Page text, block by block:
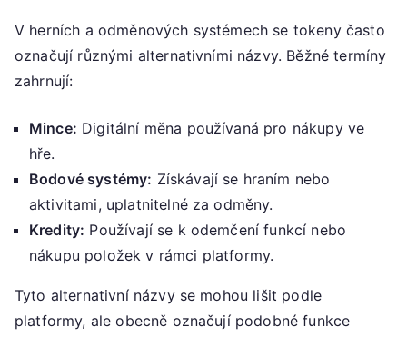
V herních a odměnových systémech se tokeny často
označují různými alternativními názvy. Běžné termíny
zahrnují:
Mince: Digitální měna používaná pro nákupy ve
hře.
Bodové systémy: Získávají se hraním nebo
aktivitami, uplatnitelné za odměny.
Kredity: Používají se k odemčení funkcí nebo
nákupu položek v rámci platformy.
Tyto alternativní názvy se mohou lišit podle
platformy, ale obecně označují podobné funkce